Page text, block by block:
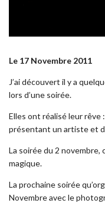
Le 17 Novembre 2011
J’ai découvert il y a
lors d’une soirée.
Elles ont réalisé leur rêve
présentant un artiste et
La soirée du 2 novembre,
magique.
La prochaine soirée
Novembre avec le